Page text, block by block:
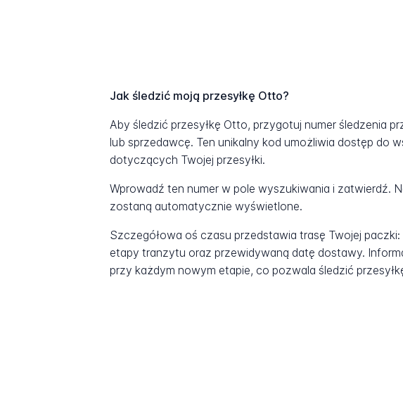
Jak śledzić moją przesyłkę Otto?
Aby śledzić przesyłkę Otto, przygotuj numer śledzenia
lub sprzedawcę. Ten unikalny kod umożliwia dostęp do
dotyczących Twojej przesyłki.
Wprowadź ten numer w pole wyszukiwania i zatwierdź.
zostaną automatycznie wyświetlone.
Szczegółowa oś czasu przedstawia trasę Twojej
etapy tranzytu oraz przewidywaną datę dostawy.
przy każdym nowym etapie, co pozwala śledzić